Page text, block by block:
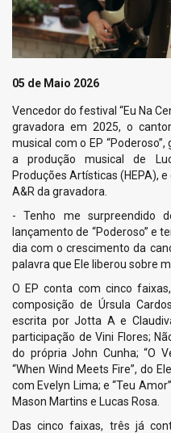
05 de Maio 2026
Vencedor do festival “Eu Na
gravadora em 2025, o
musical com o EP
a produção musical de
Produções Artísticas (HEPA),
A&R da gravadora.
- Tenho me surpreendido
lançamento de “Poderoso” e
dia com o crescimento da
palavra que Ele liberou sobre
O EP conta com cinco
composição de Úrsula
escrita por Jotta A e
participação de Vini Flores;
do própria John Cunha; “O
“When Wind Meets Fire”, do
com Evelyn Lima; e “Teu
Mason Martins e Lucas Rosa.
Das cinco faixas, três já